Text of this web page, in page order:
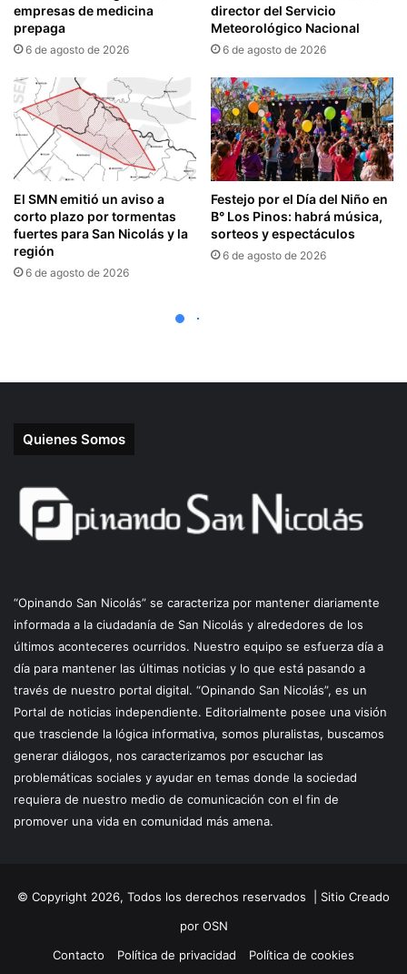
Quienes Somos
“Opinando San Nicolás” se caracteriza por mantener diariamente
informada a la ciudadanía de San Nicolás y alrededores de los
últimos aconteceres ocurridos. Nuestro equipo se esfuerza día a
día para mantener las últimas noticias y lo que está pasando a
través de nuestro portal digital. “Opinando San Nicolás”, es un
Portal de noticias independiente. Editorialmente posee una visión
que trasciende la lógica informativa, somos pluralistas, buscamos
generar diálogos, nos caracterizamos por escuchar las
problemáticas sociales y ayudar en temas donde la sociedad
requiera de nuestro medio de comunicación con el fin de
promover una vida en comunidad más amena.
© Copyright 2026, Todos los derechos reservados | Sitio Creado
por OSN
Contacto
Política de privacidad Política de cookies